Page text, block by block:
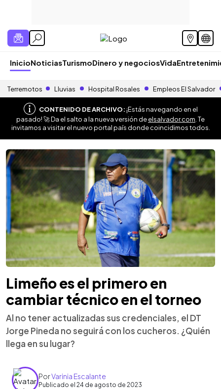
InicioNoticiasTurismoDinero y negociosVida
Terremotos Lluvias Hospital Rosales Empleos El Salvador
CONTENIDO DE ARCHIVO:¡Estás navegando en el
pasado! 🚀 Da el salto a la nueva versión deelsalvador.com . Te
invitamos a visitar el nuevo portal país donde coincidimos todos.
Limeño es el primero en
cambiar técnico en el torneo
Al no tener actualizadas sus credenciales, el DT
Jorge Pineda no seguirá con los cucheros. ¿Quién
llega en su lugar?
PorVarinia Escalante
Publicado el 24 de agosto de 2023